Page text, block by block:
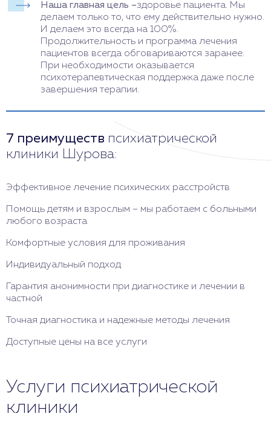
Наша главная цель –здоровье пациента. Мы
делаем только то, что ему действительно нужно.
И делаем это всегда на 100%.
Продолжительность и программа лечения
пациентов всегда обговариваются заранее.
При необходимости оказывается
психотерапевтическая поддержка даже после
завершения терапии.
7 преимуществ психиатрической
клиники Шурова:
Эффективное лечение психических расстройств
Помощь детям и взрослым – мы работаем с больными
любого возраста
Комфортные условия для проживания
Индивидуальный подход
Гарантия анонимности при диагностике и лечении в
частной
Точная диагностика и надежные методы лечения
Доступные цены на все услуги
Услуги психиатрической
клиники